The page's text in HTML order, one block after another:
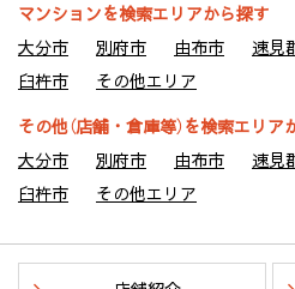
マンションを検索エリアから探す
大分市
別府市 由布市 速見
臼杵市
その他エリア
その他（店舗・倉庫等）を検索エリア
大分市
別府市 由布市 速見
臼杵市
その他エリア